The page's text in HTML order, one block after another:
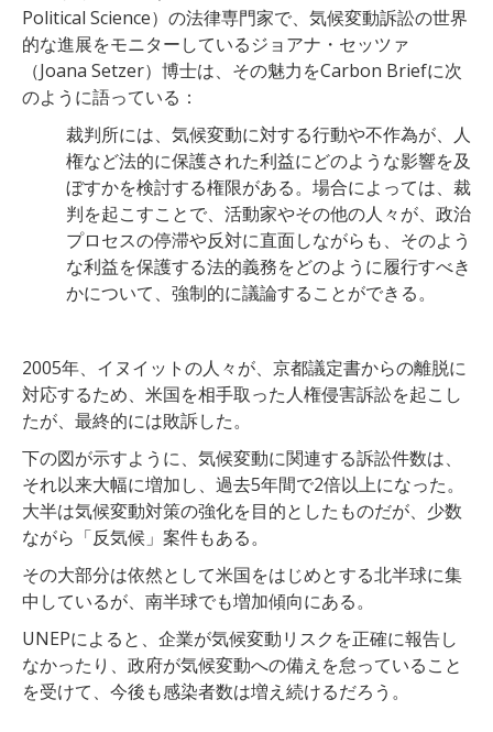
Political Science）の法律専門家で、気候変動訴訟の世界
的な進展をモニターしているジョアナ・セッツァ
（Joana Setzer）博士は、その魅力をCarbon Briefに次
のように語っている：
裁判所には、気候変動に対する行動や不作為が、人
権など法的に保護された利益にどのような影響を及
ぼすかを検討する権限がある。場合によっては、裁
判を起こすことで、活動家やその他の人々が、政治
プロセスの停滞や反対に直面しながらも、そのよう
な利益を保護する法的義務をどのように履行すべき
かについて、強制的に議論することができる。
2005年、イヌイットの人々が、京都議定書からの離脱に
対応するため、米国を相手取った人権侵害訴訟を起こし
たが、最終的には敗訴した。
下の図が示すように、気候変動に関連する訴訟件数は、
それ以来大幅に増加し、過去5年間で2倍以上になった。
大半は気候変動対策の強化を目的としたものだが、少数
ながら「反気候」案件もある。
その大部分は依然として米国をはじめとする北半球に集
中しているが、南半球でも増加傾向にある。
UNEPによると、企業が気候変動リスクを正確に報告し
なかったり、政府が気候変動への備えを怠っていること
を受けて、今後も感染者数は増え続けるだろう。